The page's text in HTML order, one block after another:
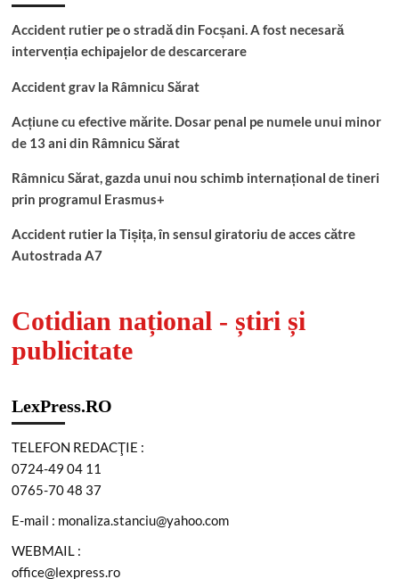
Accident rutier pe o stradă din Focșani. A fost necesară
intervenția echipajelor de descarcerare
Accident grav la Râmnicu Sărat
Acțiune cu efective mărite. Dosar penal pe numele unui minor
de 13 ani din Râmnicu Sărat
Râmnicu Sărat, gazda unui nou schimb internațional de tineri
prin programul Erasmus+
Accident rutier la Tișița, în sensul giratoriu de acces către
Autostrada A7
Cotidian național - știri și
publicitate
LexPress.RO
TELEFON REDACŢIE :
0724-49 04 11
0765-70 48 37
E-mail : monaliza.stanciu@yahoo.com
WEBMAIL :
office@lexpress.ro